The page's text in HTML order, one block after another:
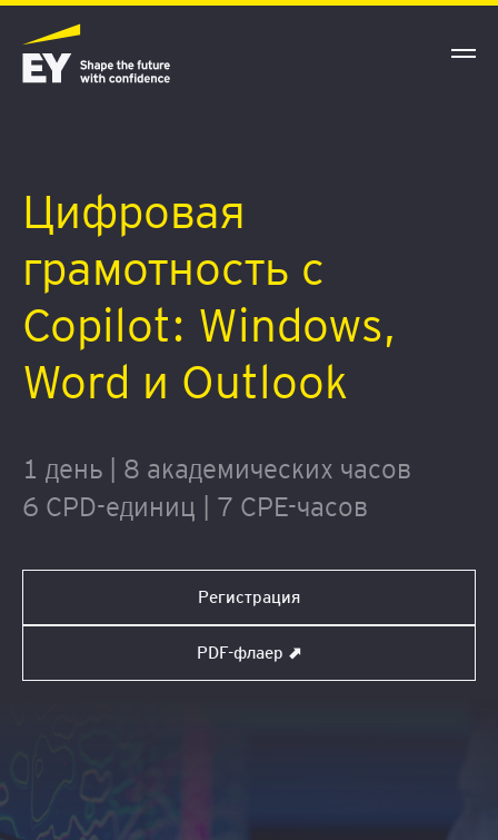
Цифровая
грамотность с
Copilot: Windows,
Word и Outlook
1 день | 8 академических часов
6 CPD-единиц | 7 CPE-часов
Регистрация
PDF-флаер ⬈